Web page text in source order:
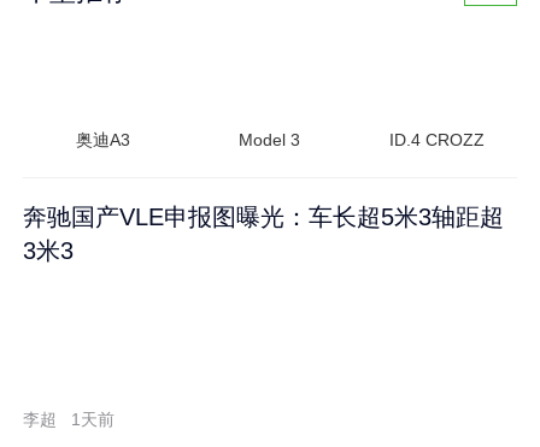
奥迪A3 Model 3 ID.4 CROZZ
奔驰国产VLE申报图曝光：车长超5米3轴距超
3米3
李超 1天前